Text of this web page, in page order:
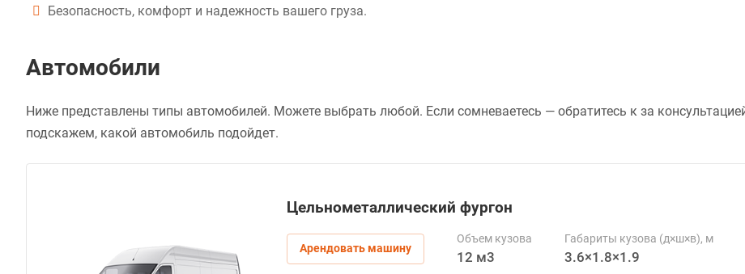
Безопасность, комфорт и надежность вашего груза.
Автомобили
Ниже представлены типы автомобилей. Можете выбрать любой. Если сомневаетесь — обратитесь к за
подскажем, какой автомобиль подойдет.
Цельнометаллический фургон
Арендовать машину
Объем кузова
12 м3
Габариты кузова (д×ш×в), м
3.6×1.8×1.9